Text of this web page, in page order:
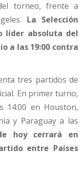
torneo, frente a
La Selección
líder absoluta del
a las 19:00 contra
tres partidos de
En primer turno,
14:00 en Houston,
y Paraguay a las
hoy cerrará en
entre Países